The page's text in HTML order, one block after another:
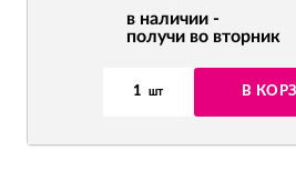
в наличии -
получи во вторник
1 шт В